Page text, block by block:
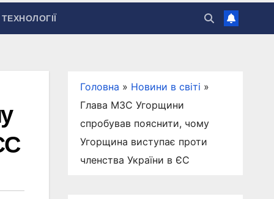
ТЕХНОЛОГІЇ
Головна » Новини в світі »
Глава МЗС Угорщини
спробував пояснити, чому
Угорщина виступає проти
членства України в ЄС